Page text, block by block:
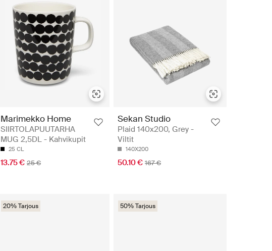
Marimekko Home
SIIRTOLAPUUTARHA
MUG 2,5DL - Kahvikupit
25 CL
13.75 € 25 €
Sekan Studio
Plaid 140x200, Grey -
Viltit
140X200
50.10 € 167 €
20% Tarjous 50% Tarjous